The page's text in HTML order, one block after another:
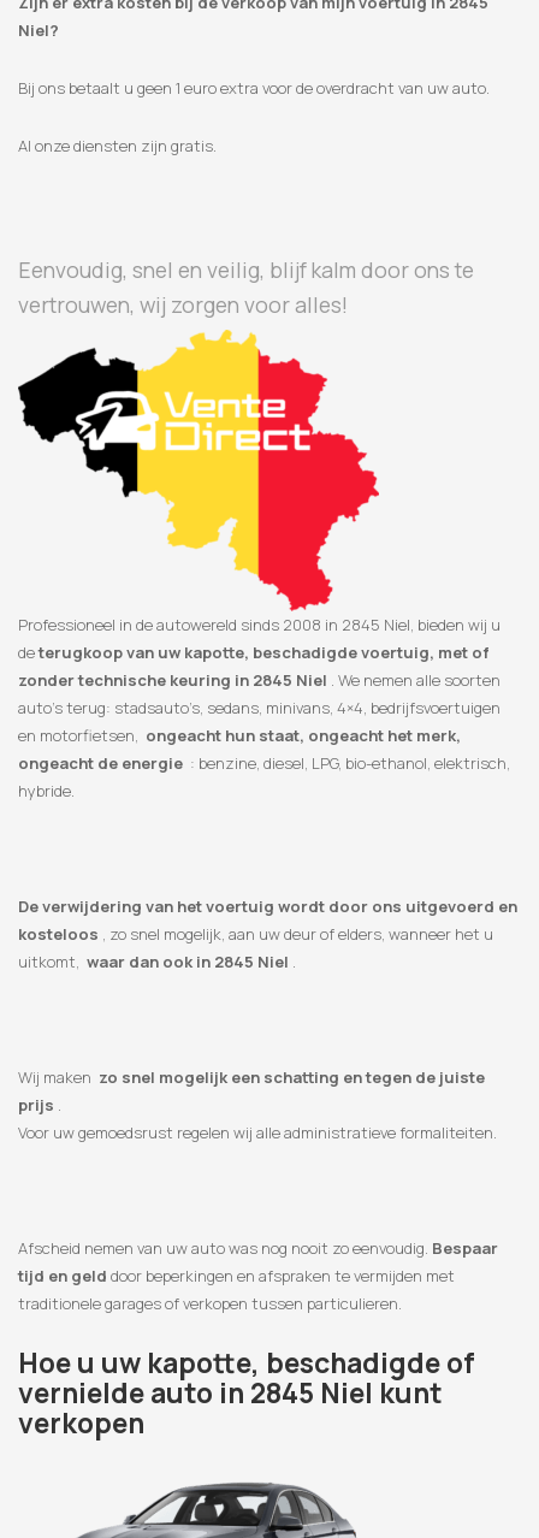
Niel?
Bij ons betaalt u geen 1 euro extra voor de overdracht van uw auto.
Al onze diensten zijn gratis.
Eenvoudig, snel en veilig, blijf kalm door ons te
vertrouwen, wij zorgen voor alles!
Professioneel in de autowereld sinds 2008 in 2845 Niel, bieden wij u
deterugkoop van uw kapotte, beschadigde voertuig, met of
zonder technische keuring in 2845 Niel . We nemen alle soorten
auto’s terug: stadsauto’s, sedans, minivans, 4×4, bedrijfsvoertuigen
en motorfietsen, ongeacht hun staat, ongeacht het merk,
ongeacht de energie : benzine, diesel, LPG, bio-ethanol, elektrisch,
hybride.
De verwijdering van het voertuig wordt door ons uitgevoerd en
kosteloos , zo snel mogelijk, aan uw deur of elders, wanneer het u
uitkomt, waar dan ook in 2845 Niel .
Wij maken zo snel mogelijk een schatting en tegen de juiste
prijs .
Voor uw gemoedsrust regelen wij alle administratieve formaliteiten.
Afscheid nemen van uw auto was nog nooit zo eenvoudig. Bespaar
tijd en geld door beperkingen en afspraken te vermijden met
traditionele garages of verkopen tussen particulieren.
Hoe u uw kapotte, beschadigde of
vernielde auto in 2845 Niel kunt
verkopen